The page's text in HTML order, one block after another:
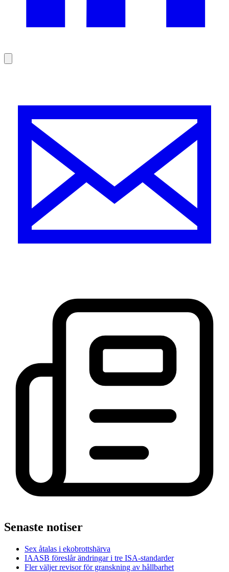
Senaste notiser
Sex åtalas i ekobrottshärva
IAASB föreslår ändringar i tre ISA-standarder
Fler väljer revisor för granskning av hållbarhet